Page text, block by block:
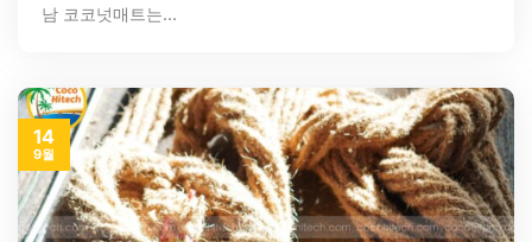
남 코코넛매트는...
14
9월